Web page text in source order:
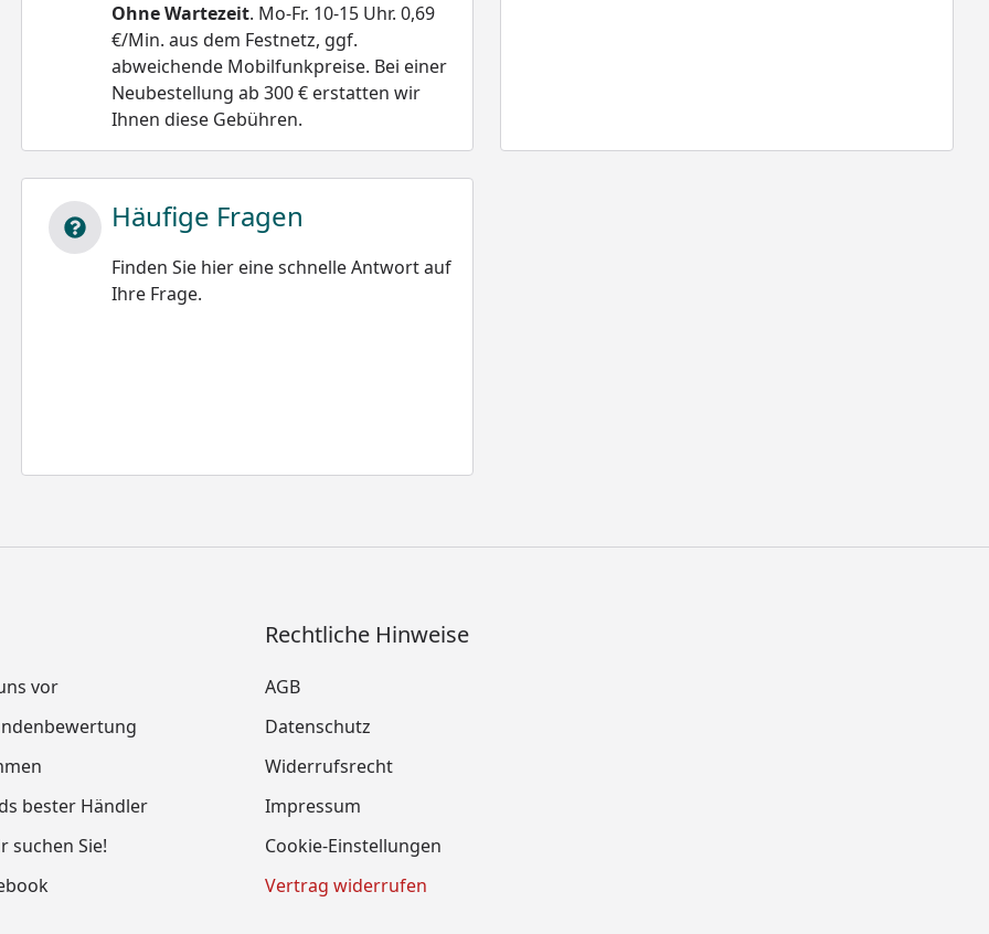
Ohne Wartezeit. Mo-Fr. 10-15 Uhr. 0,69
€/Min. aus dem Festnetz, ggf.
abweichende Mobilfunkpreise. Bei einer
Neubestellung ab 300 € erstatten wir
Ihnen diese Gebühren.
Häufige Fragen
Finden Sie hier eine schnelle Antwort auf
Ihre Frage.
vor
bester Händler
suchen Sie!
Rechtliche Hinweise
AGB
Datenschutz
Widerrufsrecht
Impressum
Cookie-Einstellungen
Vertrag widerrufen